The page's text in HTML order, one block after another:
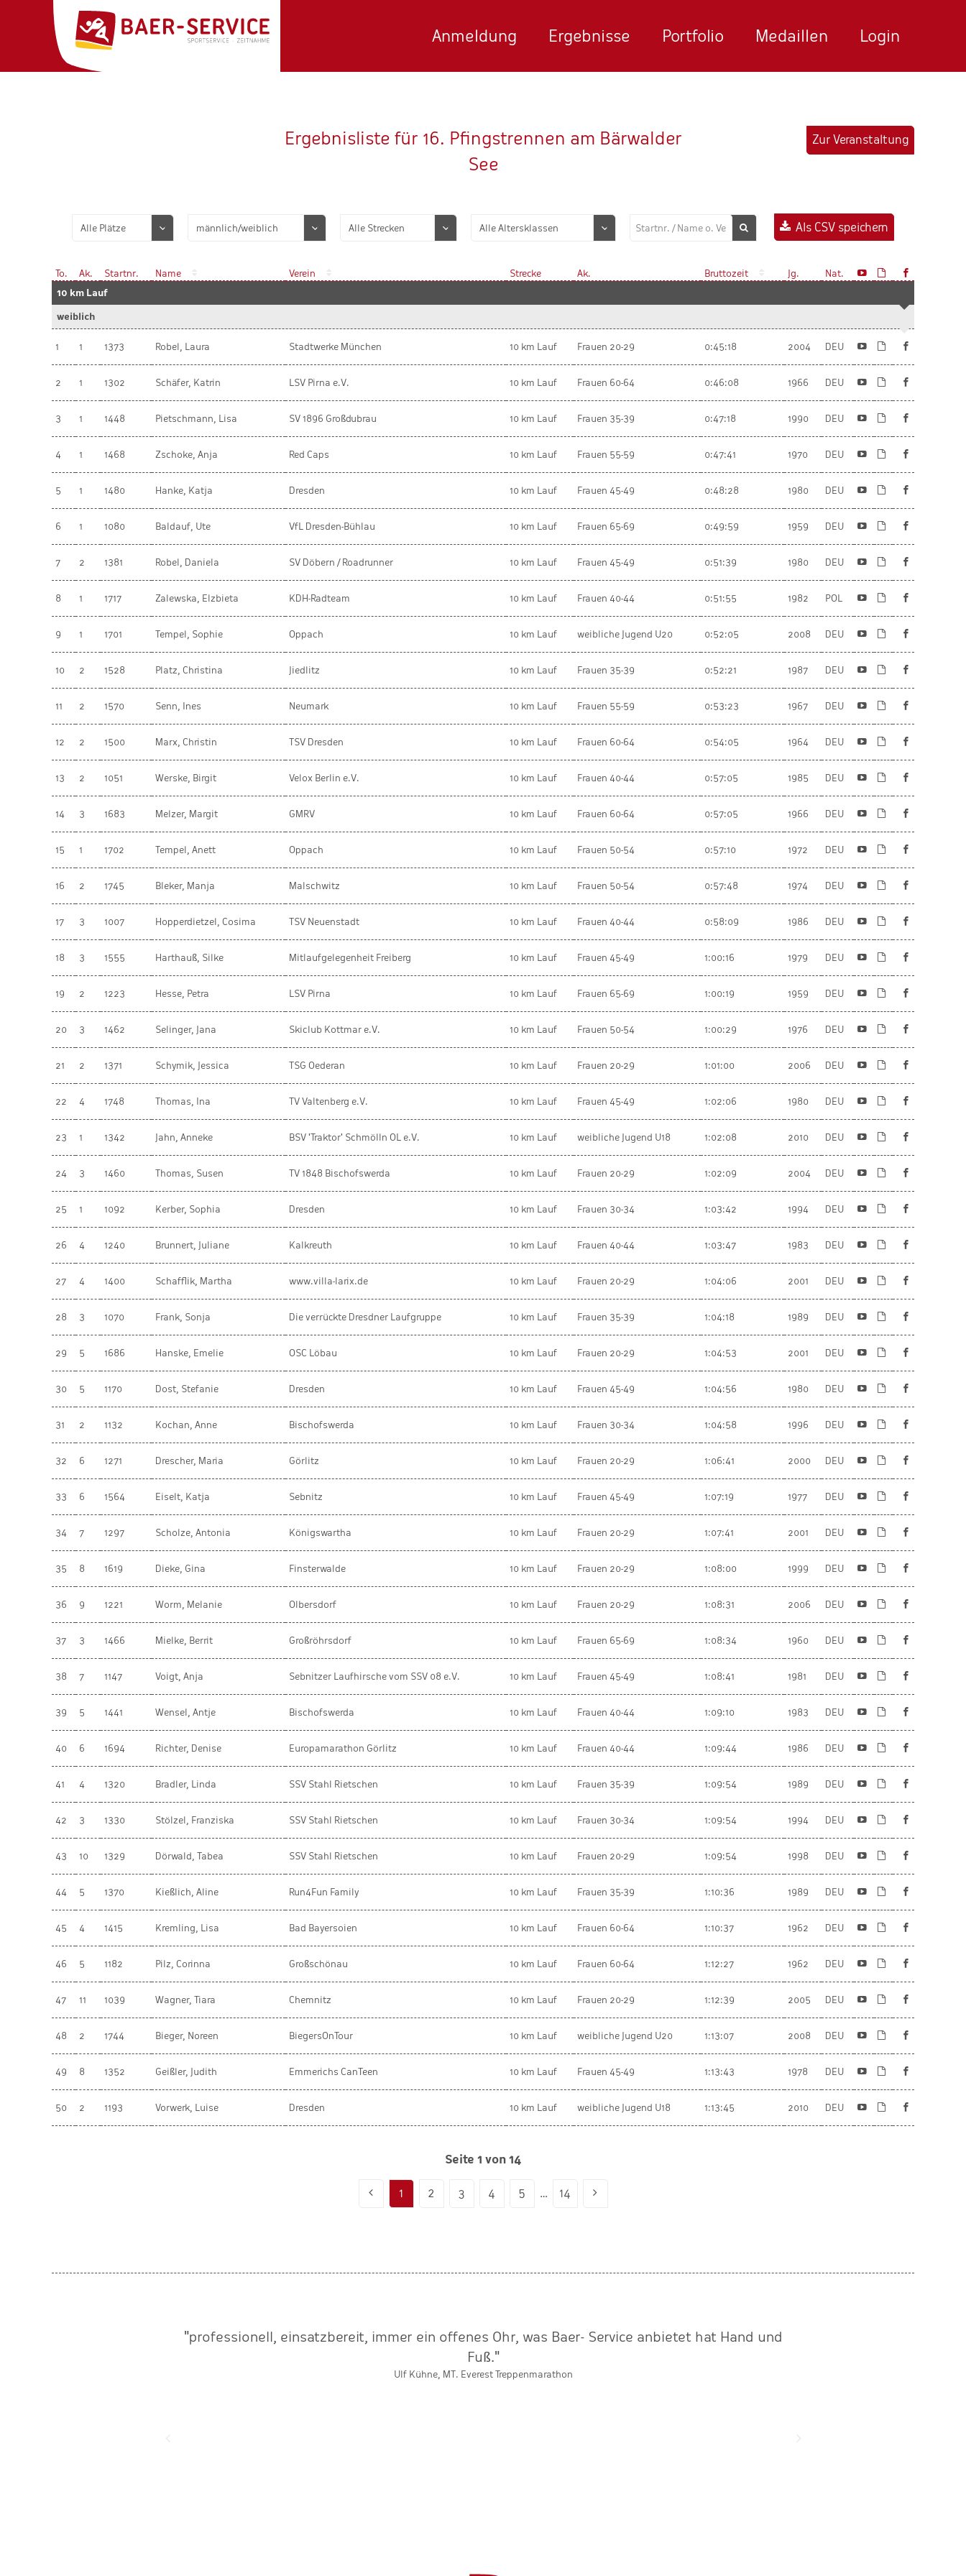
Anmeldung Ergebnisse Portfolio Medaillen Login
Ergebnisliste für 16. Pfingstrennen am Bärwalder
See
Zur Veranstaltung
Als CSV speichern
To. Ak. Startnr. Name Verein Strecke Ak. Bruttozeit Jg.
Nat.
10 km Lauf
weiblich
1 1 1373 Robel, Laura Stadtwerke München 10 km Lauf Frauen 20-29 0:45:18 2004 DEU
2 1 1302 Schäfer, Katrin LSV Pirna e.V. 10 km Lauf Frauen 60-64 0:46:08 1966 DEU
3 1 1448 Pietschmann, Lisa SV 1896 Großdubrau 10 km Lauf Frauen 35-39 0:47:18 1990 DEU
4 1 1468 Zschoke, Anja Red Caps 10 km Lauf Frauen 55-59 0:47:41 1970 DEU
5 1 1480 Hanke, Katja Dresden 10 km Lauf Frauen 45-49 0:48:28 1980 DEU
6 1 1080 Baldauf, Ute VfL Dresden-Bühlau 10 km Lauf Frauen 65-69 0:49:59 1959 DEU
7 2 1381 Robel, Daniela SV Döbern / Roadrunner 10 km Lauf Frauen 45-49 0:51:39 1980 DEU
8 1 1717 Zalewska, Elzbieta KDH-Radteam 10 km Lauf Frauen 40-44 0:51:55 1982 POL
9 1 1701 Tempel, Sophie Oppach 10 km Lauf weibliche Jugend U20 0:52:05 2008 DEU
10 2 1528 Platz, Christina Jiedlitz 10 km Lauf Frauen 35-39 0:52:21 1987 DEU
11 2 1570 Senn, Ines Neumark 10 km Lauf Frauen 55-59 0:53:23 1967 DEU
12 2 1500 Marx, Christin TSV Dresden 10 km Lauf Frauen 60-64 0:54:05 1964 DEU
13 2 1051 Werske, Birgit Velox Berlin e.V. 10 km Lauf Frauen 40-44 0:57:05 1985 DEU
14 3 1683 Melzer, Margit GMRV 10 km Lauf Frauen 60-64 0:57:05 1966 DEU
15 1 1702 Tempel, Anett Oppach 10 km Lauf Frauen 50-54 0:57:10 1972 DEU
16 2 1745 Bleker, Manja Malschwitz 10 km Lauf Frauen 50-54 0:57:48 1974 DEU
17 3 1007 Hopperdietzel, Cosima TSV Neuenstadt 10 km Lauf Frauen 40-44 0:58:09 1986 DEU
18 3 1555 Harthauß, Silke Mitlaufgelegenheit Freiberg 10 km Lauf Frauen 45-49 1:00:16 1979 DEU
19 2 1223 Hesse, Petra LSV Pirna 10 km Lauf Frauen 65-69 1:00:19 1959 DEU
20 3 1462 Selinger, Jana Skiclub Kottmar e.V. 10 km Lauf Frauen 50-54 1:00:29 1976 DEU
21 2 1371 Schymik, Jessica TSG Oederan 10 km Lauf Frauen 20-29 1:01:00 2006 DEU
22 4 1748 Thomas, Ina TV Valtenberg e.V. 10 km Lauf Frauen 45-49 1:02:06 1980 DEU
23 1 1342 Jahn, Anneke BSV 'Traktor' Schmölln OL e.V. 10 km Lauf weibliche Jugend U18 1:02:08 2010 DEU
24 3 1460 Thomas, Susen TV 1848 Bischofswerda 10 km Lauf Frauen 20-29 1:02:09 2004 DEU
25 1 1092 Kerber, Sophia Dresden 10 km Lauf Frauen 30-34 1:03:42 1994 DEU
26 4 1240 Brunnert, Juliane Kalkreuth 10 km Lauf Frauen 40-44 1:03:47 1983 DEU
27 4 1400 Schafflik, Martha www.villa-larix.de 10 km Lauf Frauen 20-29 1:04:06 2001 DEU
28 3 1070 Frank, Sonja Die verrückte Dresdner Laufgruppe 10 km Lauf Frauen 35-39 1:04:18 1989 DEU
29 5 1686 Hanske, Emelie OSC Löbau 10 km Lauf Frauen 20-29 1:04:53 2001 DEU
30 5 1170 Dost, Stefanie Dresden 10 km Lauf Frauen 45-49 1:04:56 1980 DEU
31 2 1132 Kochan, Anne Bischofswerda 10 km Lauf Frauen 30-34 1:04:58 1996 DEU
32 6 1271 Drescher, Maria Görlitz 10 km Lauf Frauen 20-29 1:06:41 2000 DEU
33 6 1564 Eiselt, Katja Sebnitz 10 km Lauf Frauen 45-49 1:07:19 1977 DEU
34 7 1297 Scholze, Antonia Königswartha 10 km Lauf Frauen 20-29 1:07:41 2001 DEU
35 8 1619 Dieke, Gina Finsterwalde 10 km Lauf Frauen 20-29 1:08:00 1999 DEU
36 9 1221 Worm, Melanie Olbersdorf 10 km Lauf Frauen 20-29 1:08:31 2006 DEU
37 3 1466 Mielke, Berrit Großröhrsdorf 10 km Lauf Frauen 65-69 1:08:34 1960 DEU
38 7 1147 Voigt, Anja Sebnitzer Laufhirsche vom SSV 08 e.V. 10 km Lauf Frauen 45-49 1:08:41 1981 DEU
39 5 1441 Wensel, Antje Bischofswerda 10 km Lauf Frauen 40-44 1:09:10 1983 DEU
40 6 1694 Richter, Denise Europamarathon Görlitz 10 km Lauf Frauen 40-44 1:09:44 1986 DEU
41 4 1320 Bradler, Linda SSV Stahl Rietschen 10 km Lauf Frauen 35-39 1:09:54 1989 DEU
42 3 1330 Stölzel, Franziska SSV Stahl Rietschen 10 km Lauf Frauen 30-34 1:09:54 1994 DEU
43 10 1329 Dörwald, Tabea SSV Stahl Rietschen 10 km Lauf Frauen 20-29 1:09:54 1998 DEU
44 5 1370 Kießlich, Aline Run4Fun Family 10 km Lauf Frauen 35-39 1:10:36 1989 DEU
45 4 1415 Kremling, Lisa Bad Bayersoien 10 km Lauf Frauen 60-64 1:10:37 1962 DEU
46 5 1182 Pilz, Corinna Großschönau 10 km Lauf Frauen 60-64 1:12:27 1962 DEU
47 11 1039 Wagner, Tiara Chemnitz 10 km Lauf Frauen 20-29 1:12:39 2005 DEU
48 2 1744 Bieger, Noreen BiegersOnTour 10 km Lauf weibliche Jugend U20 1:13:07 2008 DEU
49 8 1352 Geißler, Judith Emmerichs CanTeen 10 km Lauf Frauen 45-49 1:13:43 1978 DEU
50 2 1193 Vorwerk, Luise Dresden 10 km Lauf weibliche Jugend U18 1:13:45 2010 DEU
Seite 1 von 14
1 2 3 4 5 … 14
"professionell, einsatzbereit, immer ein offenes Ohr, was Baer- Service anbietet hat Hand und
Fuß."
Ulf Kühne, MT. Everest Treppenmarathon